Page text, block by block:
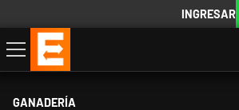
INGRESAR
Economía
Política
Internacional
Actualidad
Descargá la App
GANADERÍA